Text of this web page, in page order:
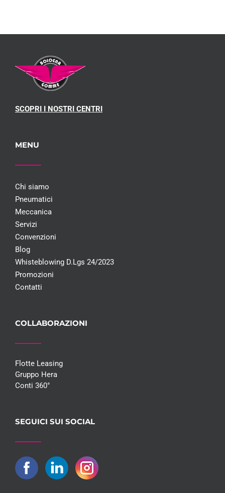
SCOPRI I NOSTRI CENTRI
MENU
Chi siamo
Pneumatici
Meccanica
Servizi
Convenzioni
Blog
Whisteblowing D.Lgs 24/2023
Promozioni
Contatti
COLLABORAZIONI
Flotte Leasing
Gruppo Hera
Conti 360°
SEGUICI SUI SOCIAL